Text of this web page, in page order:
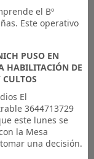
el Bº
Este operativo
PUSO EN
HABILITACIÓN DE
El
3644713729
este lunes se
la Mesa
una decisión.